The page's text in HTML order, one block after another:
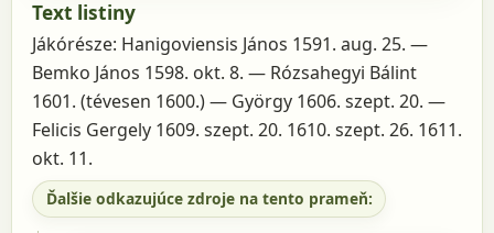
Text listiny
Jákórésze: Hanigoviensis János 1591. aug. 25. —
Bemko János 1598. okt. 8. — Rózsahegyi Bálint
1601. (tévesen 1600.) — György 1606. szept. 20. —
Felicis Gergely 1609. szept. 20. 1610. szept. 26. 1611.
okt. 11.
Ďalšie odkazujúce zdroje na tento prameň: